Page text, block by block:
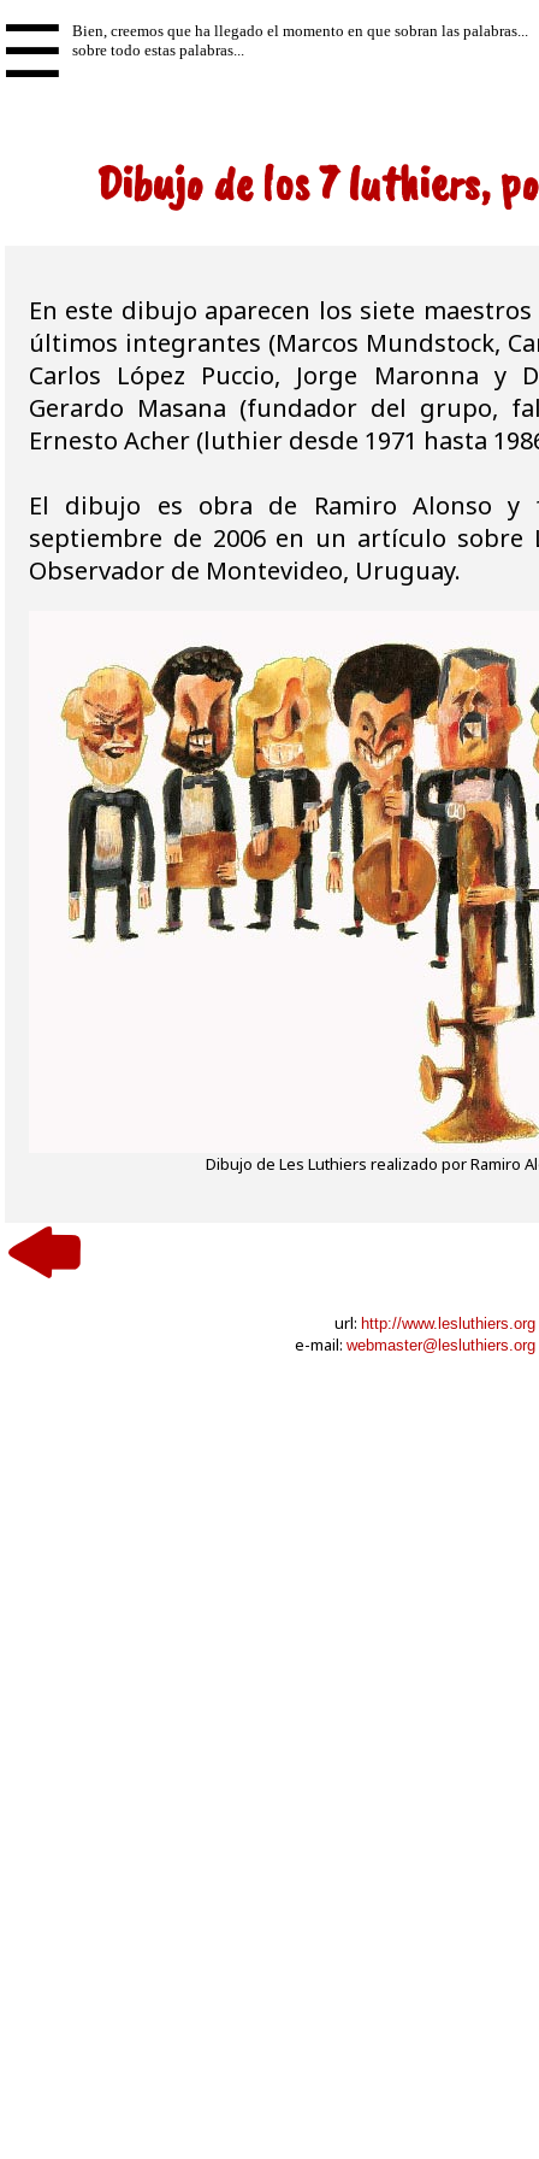
☰
Dibujo de los 7 luthiers,
En este dibujo aparecen los siete
últimos integrantes (Marcos Mundstock,
Carlos López Puccio, Jorge Maronna y
Gerardo Masana (fundador del grupo,
Ernesto Acher (luthier desde 1971 hasta
El dibujo es obra de Ramiro Alonso y
septiembre de 2006 en un artículo sobre
Observador de Montevideo, Uruguay.
Dibujo de Les Luthiers realizado por Ramiro
url: http://www.lesluthiers.org
e-mail: webmaster@lesluthiers.org